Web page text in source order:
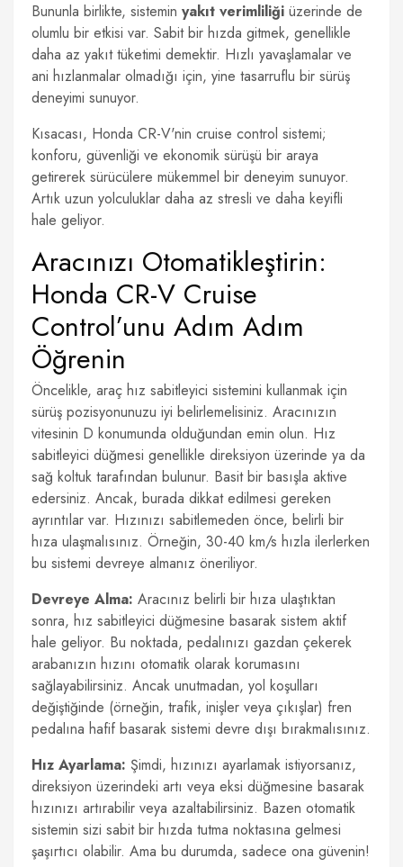
Bununla birlikte, sistemin yakıt verimliliği üzerinde de
olumlu bir etkisi var. Sabit bir hızda gitmek, genellikle
daha az yakıt tüketimi demektir. Hızlı yavaşlamalar ve
ani hızlanmalar olmadığı için, yine tasarruflu bir sürüş
deneyimi sunuyor.
Kısacası, Honda CR-V'nin cruise control sistemi;
konforu, güvenliği ve ekonomik sürüşü bir araya
getirerek sürücülere mükemmel bir deneyim sunuyor.
Artık uzun yolculuklar daha az stresli ve daha keyifli
hale geliyor.
Aracınızı Otomatikleştirin:
Honda CR-V Cruise
Control’unu Adım Adım
Öğrenin
Öncelikle, araç hız sabitleyici sistemini kullanmak için
sürüş pozisyonunuzu iyi belirlemelisiniz. Aracınızın
vitesinin D konumunda olduğundan emin olun. Hız
sabitleyici düğmesi genellikle direksiyon üzerinde ya da
sağ koltuk tarafından bulunur. Basit bir basışla aktive
edersiniz. Ancak, burada dikkat edilmesi gereken
ayrıntılar var. Hızınızı sabitlemeden önce, belirli bir
hıza ulaşmalısınız. Örneğin, 30-40 km/s hızla ilerlerken
bu sistemi devreye almanız öneriliyor.
Devreye Alma: Aracınız belirli bir hıza ulaştıktan
sonra, hız sabitleyici düğmesine basarak sistem aktif
hale geliyor. Bu noktada, pedalınızı gazdan çekerek
arabanızın hızını otomatik olarak korumasını
sağlayabilirsiniz. Ancak unutmadan, yol koşulları
değiştiğinde (örneğin, trafik, inişler veya çıkışlar) fren
pedalına hafif basarak sistemi devre dışı bırakmalısınız.
Hız Ayarlama: Şimdi, hızınızı ayarlamak istiyorsanız,
direksiyon üzerindeki artı veya eksi düğmesine basarak
hızınızı artırabilir veya azaltabilirsiniz. Bazen otomatik
sistemin sizi sabit bir hızda tutma noktasına gelmesi
şaşırtıcı olabilir. Ama bu durumda, sadece ona güvenin!